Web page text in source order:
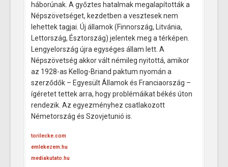
háborúnak. A győztes hatalmak megalapították a
Népszövetséget, kezdetben a vesztesek nem
lehettek tagjai. Új államok (Finnország, Litvánia,
Lettország, Észtország) jelentek meg a térképen.
Lengyelország újra egységes állam lett. A
Népszövetség akkor vált némileg nyitottá, amikor
az 1928-as Kellog-Briand paktum nyomán a
szerződők – Egyesült Államok és Franciaország –
ígéretet tettek arra, hogy problémáikat békés úton
rendezik. Az egyezményhez csatlakozott
Németország és Szovjetunió is.
torilecke.com
emlekezem.hu
mediakutato.hu